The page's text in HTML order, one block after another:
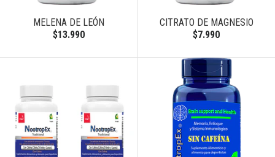
MELENA DE LEÓN
$13.990
CITRATO DE MAGNESIO
$7.990